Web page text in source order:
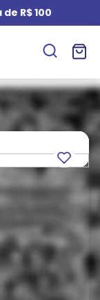
R$ 100